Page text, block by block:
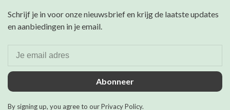
Schrijf je in voor onze nieuwsbrief en krijg de laatste updates
en aanbiedingen in je email.
Abonneer
By signing up, you agree to our Privacy Policy.